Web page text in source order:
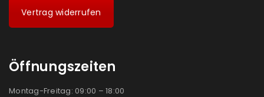
Vertrag widerrufen
Öffnungszeiten
Montag-Freitag: 09:00 – 18:00